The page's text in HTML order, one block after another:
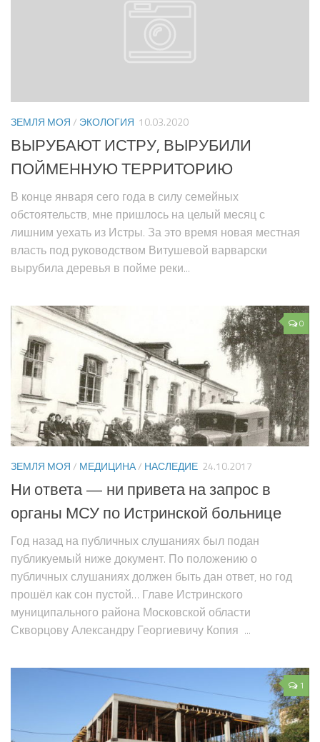
ЗЕМЛЯ МОЯ/ ЭКОЛОГИЯ 10.03.2020
ВЫРУБАЮТ ИСТРУ, ВЫРУБИЛИ
ПОЙМЕННУЮ ТЕРРИТОРИЮ
В конце января сего года в силу семейных
обстоятельств, мне пришлось на целый месяц с
лишним уехать из Истры. За это время новая местная
власть под руководством Витушевой варварски
вырубила деревья в пойме реки...
0
ЗЕМЛЯ МОЯ/ МЕДИЦИНА/ НАСЛЕДИЕ 24.10.2017
Ни ответа — ни привета на запрос в
органы МСУ по Истринской больнице
Год назад на публичных слушаниях был подан
публикуемый ниже документ. По положению о
публичных слушаниях должен быть дан ответ, но год
прошёл как сон пустой… Главе Истринского
муниципального района Московской области
Скворцову Александру Георгиевичу Копия ...
1